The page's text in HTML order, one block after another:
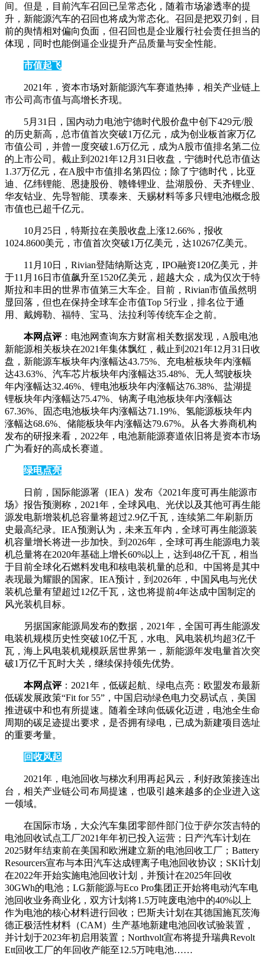
间。但是，目前汽车召回已呈常态化，随着市场渗透率的提
升，新能源汽车的召回也将成为常态化。召回是把双刃剑，目
前的舆情相对偏向负面，但召回也是企业履行社会责任担当的
体现，同时也能倒逼企业提升产品质量与安全性能。
市值起飞
2021年，资本市场对新能源汽车赛道热捧，相关产业链上
市公司高市值与高增长齐现。
5月31日，国内动力电池宁德时代股价盘中创下429元/股
的历史新高，总市值首次突破1万亿元，成为创业板首家万亿
市值公司，并曾一度突破1.6万亿元，成为A股市值排名第二位
的上市公司。截止到2021年12月31日收盘，宁德时代总市值达
1.37万亿元，在A股中市值排名第四位；除了宁德时代，比亚
迪、亿纬锂能、恩捷股份、赣锋锂业、盐湖股份、天齐锂业、
华友钴业、先导智能、璞泰来、天赐材料等多只锂电池概念股
市值也已超千亿元。
10月25日，特斯拉在美股收盘上涨12.66%，报收
1024.8600美元，市值首次突破1万亿美元，达10267亿美元。
11月10日，Rivian登陆纳斯达克，IPO融资120亿美元，并
于11月16日市值飙升至1520亿美元，超越大众，成为仅次于特
斯拉和丰田的世界市值第三大车企。目前，Rivian市值虽然明
显回落，但也在保持全球车企市值Top 5行业，排名位于通
用、戴姆勒、福特、宝马、法拉利等传统车企之前。
本网点评：电池网查询东方财富相关数据发现，A股电池
新能源相关板块在2021年集体飘红，截止到2021年12月31日收
盘，新能源车板块年内涨幅达43.75%、充电桩板块年内涨幅
达43.63%、汽车芯片板块年内涨幅达35.48%、无人驾驶板块
年内涨幅达32.46%、锂电池板块年内涨幅达76.38%、盐湖提
锂板块年内涨幅达75.47%、钠离子电池板块年内涨幅达
67.36%、固态电池板块年内涨幅达71.19%、氢能源板块年内
涨幅达68.6%、储能板块年内涨幅达79.67%。从各大券商机构
发布的研报来看，2022年，电池新能源赛道依旧将是资本市场
广为看好的高成长赛道。
绿电点亮
日前，国际能源署（IEA）发布《2021年度可再生能源市
场》报告预测称，2021年，全球风电、光伏以及其他可再生能
源发电新增装机总容量将超过2.9亿千瓦，连续第二年刷新历
史最高纪录。IEA预测认为，未来五年内，全球可再生能源装
机容量增长将进一步加快。到2026年，全球可再生能源电力装
机总量将在2020年基础上增长60%以上，达到48亿千瓦，相当
于目前全球化石燃料发电和核电装机量的总和。中国将是其中
表现最为耀眼的国家。IEA预计，到2026年，中国风电与光伏
装机总量有望超过12亿千瓦，这也将提前4年达成中国制定的
风光装机目标。
另据国家能源局发布的数据，2021年，全国可再生能源发
电装机规模历史性突破10亿千瓦，水电、风电装机均超3亿千
瓦，海上风电装机规模跃居世界第一，新能源年发电量首次突
破1万亿千瓦时大关，继续保持领先优势。
本网点评：2021年，低碳起航、绿电点亮：欧盟发布最新
低碳发展政策“Fit for 55”，中国启动绿色电力交易试点，美国
推进碳中和也有所提速。随着全球向低碳化迈进，电池全生命
周期的碳足迹提出要求，是否拥有绿电，已成为新建项目选址
的重要考量。
回收风起
2021年，电池回收与梯次利用再起风云，利好政策接连出
台，相关产业链公司布局提速，也吸引越来越多的企业进入这
一领域。
在国际市场，大众汽车集团零部件部门位于萨尔茨吉特的
电池回收试点工厂2021年年初已投入运营；日产汽车计划在
2025财年结束前在美国和欧洲建立新的电池回收工厂；Battery
Resourcers宣布与本田汽车达成锂离子电池回收协议；SKI计划
在2022年开始实施电池回收计划，并预计在2025年回收
30GWh的电池；LG新能源与Eco Pro集团正开始将电动汽车电
池回收业务商业化，双方计划将1.5万吨废电池中的40%以上
作为电池的核心材料进行回收；巴斯夫计划在其德国施瓦茨海
德正极活性材料（CAM）生产基地新建电池回收试验装置，
并计划于2023年初启用装置；Northvolt宣布将提升瑞典Revolt
Ett回收工厂的年回收产能至12.5万吨电池……